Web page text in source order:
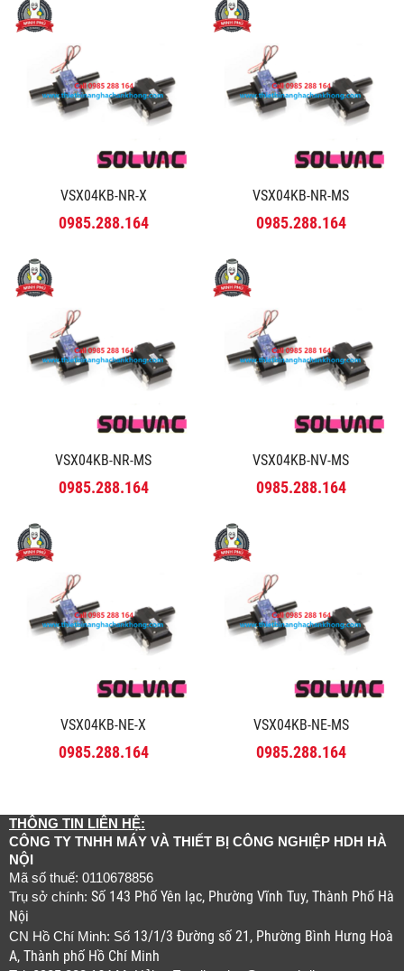
VSX04KB-NR-X
0985.288.164
VSX04KB-NR-MS
0985.288.164
VSX04KB-NR-MS
0985.288.164
VSX04KB-NV-MS
0985.288.164
VSX04KB-NE-X
0985.288.164
VSX04KB-NE-MS
0985.288.164
THÔNG TIN LIÊN HỆ:
CÔNG TY TNHH MÁY VÀ THIẾT BỊ CÔNG NGHIỆP HDH HÀ
NỘI
Mã số thuế: 0110678856
Trụ sở chính: Số 143 Phố Yên lạc, Phường Vĩnh Tuy, Thành Phố Hà
Nội
CN Hồ Chí Minh: Số 13/1/3 Đường số 21, Phường Bình Hưng Hoà
A, Thành phố Hồ Chí Minh